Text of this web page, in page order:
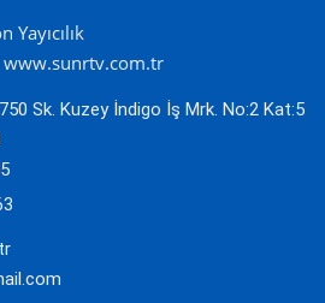
Yayıcılık
Sk. Kuzey İndigo İş Mrk. No:2 Kat:5